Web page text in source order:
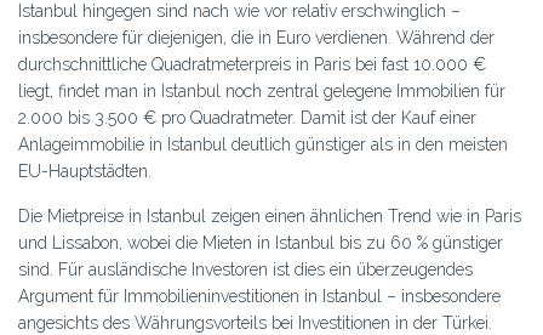
Istanbul hingegen sind nach wie vor relativ erschwinglich –
insbesondere für diejenigen, die in Euro verdienen. Während der
durchschnittliche Quadratmeterpreis in Paris bei fast 10.000 €
liegt, findet man in Istanbul noch zentral gelegene Immobilien für
2.000 bis 3.500 € pro Quadratmeter. Damit ist der Kauf einer
Anlageimmobilie in Istanbul deutlich günstiger als in den meisten
EU-Hauptstädten.
Die Mietpreise in Istanbul zeigen einen ähnlichen Trend wie in Paris
und Lissabon, wobei die Mieten in Istanbul bis zu 60 % günstiger
sind. Für ausländische Investoren ist dies ein überzeugendes
Argument für Immobilieninvestitionen in Istanbul – insbesondere
angesichts des Währungsvorteils bei Investitionen in der Türkei.